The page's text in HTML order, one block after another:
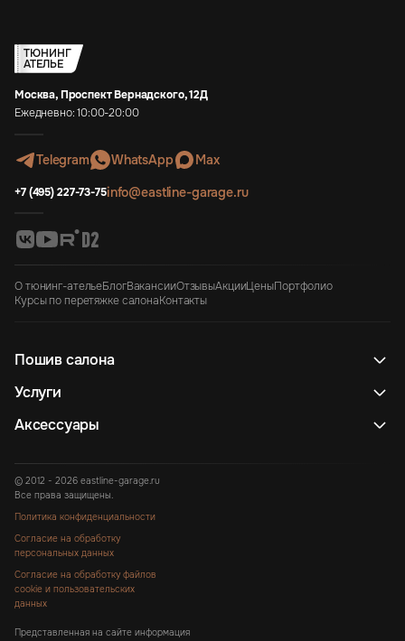
ТЮНИНГ
АТЕЛЬЕ
Москва, Проспект Вернадского, 12Д
Ежедневно: 10:00-20:00
Telegram WhatsApp Max
+7 (495) 227-73-75info@eastline-garage.ru
О тюнинг-ательеБлогВакансииОтзывыАкцииЦеныПортфолио
Курсы по перетяжке салонаКонтакты
Пошив салона
Услуги
Аксессуары
© 2012 - 2026 eastline-garage.ru
Все права защищены.
Политика конфиденциальности
Согласие на обработку
персональных данных
Согласие на обработку файлов
cookie и пользовательских
данных
Представленная на сайте информация